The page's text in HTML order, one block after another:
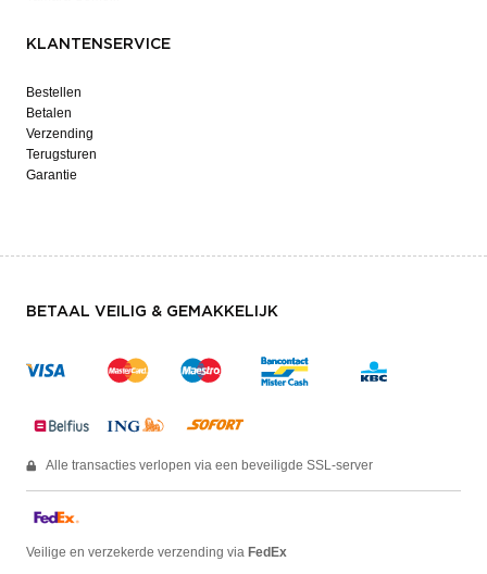
KLANTENSERVICE
Bestellen
Betalen
Verzending
Terugsturen
Garantie
BETAAL VEILIG & GEMAKKELIJK
Alle transacties verlopen via een beveiligde SSL-server
Veilige en verzekerde verzending via FedEx